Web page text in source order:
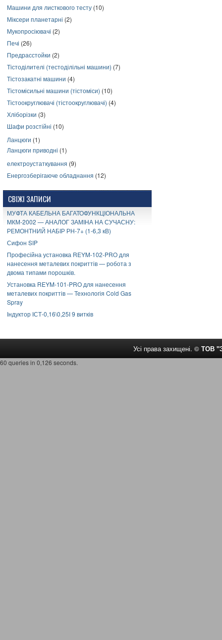
Машини для листкового тесту (10)
Міксери планетарні (2)
Мукопросіювачі (2)
Печі (26)
Предрасстойки (2)
Тістоділителі (тестоділільні машини) (7)
Тістозакатні машини (4)
Тістомісильні машини (тістоміси) (10)
Тістоокруглювачі (тістоокруглювачі) (4)
Хліборізки (3)
Шафи розстійні (10)
Ланцюги (1)
Ланцюги приводні (1)
електроустаткування (9)
Енергозберігаюче обладнання (12)
СВІЖІ ЗАПИСИ
МУФТА КАБЕЛЬНА БАГАТОФУНКЦІОНАЛЬНА
МКМ-2002 — АНАЛОГ ЗАМІНА НА СУЧАСНУ:
РЕМОНТНИЙ НАБІР РН-7+ (1-6,3 кВ)
Сифон SIP
Професійна установка REYM-102-PRO для
нанесення металевих покриттів — робота з
двома типами порошків.
Установка REYM-101-PRO для нанесення
металевих покриттів — Технологія Cold Gas
Spray
Індуктор ІСТ-0,16\0,25І 9 витків
Усі права захищені. © ТОВ
60 queries in 0,126 seconds.